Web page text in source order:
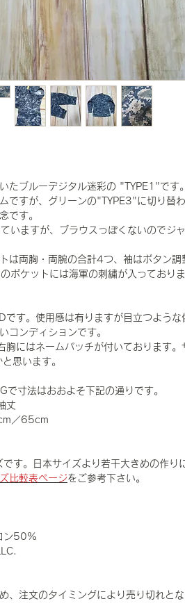
たブルーデジタル迷彩の "TYPE1"です
ですが、グリーンの"TYPE3"に切り替
です。
いますが、ブラウスっぽくないのでジ
は両胸・両腕の合計4つ、袖はボタン調
ポケットには海軍の刺繍が入っておりま
す。使用感は有りますが目立つような
コンディションです。
にはネームパッチが付いております。
思います。
で寸法はおおよそ下記の通りです。
丈
／65cm
す。日本サイズより若干大きめの作り
比較表ページをご参考下さい。
ン50%
、注文のタイミングにより売り切れと